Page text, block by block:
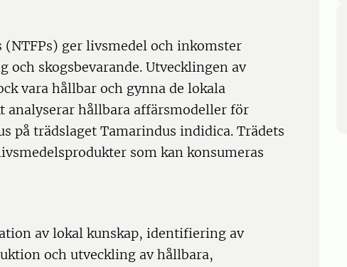
(NTFPs) ger livsmedel och inkomster
skogsbevarande. Utvecklingen av
vara hållbar och gynna de lokala
analyserar hållbara affärsmodeller för
på trädslaget Tamarindus indidica. Trädets
som kan konsumeras
av lokal kunskap, identifiering av
och utveckling av hållbara,